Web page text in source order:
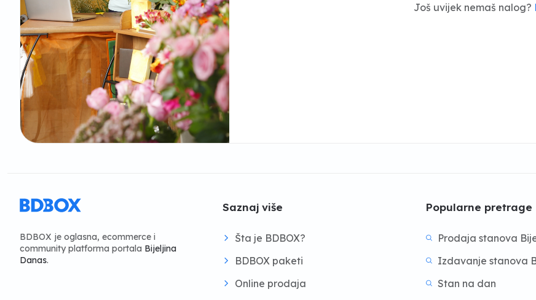
Još uvijek nemaš nalog?
BDBOX je oglasna, ecommerce i
community platforma portala Bijeljina
Danas.
Saznaj više
Šta je BDBOX?
BDBOX paketi
Online prodaja
Popularne pretrage
Prodaja stanova
Izdavanje stanova
Stan na dan